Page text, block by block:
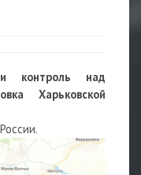
контроль над
Харьковской